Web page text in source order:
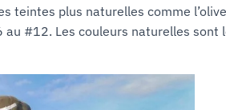
teintes plus naturelles comme
#12. Les couleurs naturelles sont